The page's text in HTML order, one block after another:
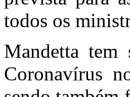
todos os
Mandetta tem
Coronavírus